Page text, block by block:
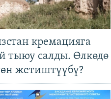
кремацияга
тыюу салды. Өлкөдө
жетиштүүбү?